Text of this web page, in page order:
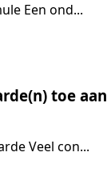
Een ond...
toe aan
Veel con...